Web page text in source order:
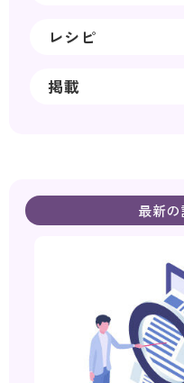
レシピ
掲載
最新